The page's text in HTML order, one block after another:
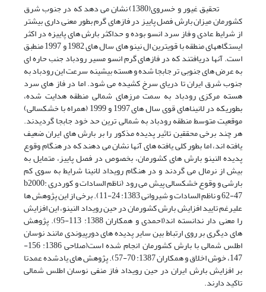
تحقیق غیور و خسروی(1380) نشان می دهد که در جنوب شرق
کشورمان میزان بارش فصل پاییز در فازهای گرم بطور معنی داری بیشتر
از شرایط عادی و فاز سرد انسو بوده و حداکثر بارش های پاییزه در اکثر
ایستگاههای منطقه با قویترین ال نینو های سال های 1982 و 1997 منطبق
است. آنها دریافتند که در فازهای گرم انسو مسیر رودباد جنب حاره ای
به عرض های جنوبی تر جابجا شده و هسته بیشینه سرعت این رودباد به
جنوب شرق ایران تا دریای سرخ کشیده می شود. اما در فاز های سرد
هسته مرکزی رودباد به سمت مرزهای شمالی منطقه هدایت شده،
بطوریکه در لانیناهای قوی سال های 1997 و 1999 (همراه با خشکسالی)
موقعیت متوسط منطقه رودباد به شمالی ترین حد خود جابجا گردیدند.
هر چند برخی محققین تاثیر پدیده مذکور را بر بارش های ایران ضعیف
یافته اند، اما بطور کلی یافته های آنها نشان می دهند که در هنگام وقوع
پدیده النینو بارش های کشورمان، بخصوص در فصل پاییز، متمایل به
بیش از نرمال می گردند و در هنگام رویداد لانینا شرایط به سوی کم
بارشی و وقوع خشکسالی پیش می رود (ناظم السادات و کوردری b2000:
62-47 و ناظم السادات و شیروانی 1383: 24-11). برخی از این پژوهش ها
علیرغم تایید افزایش بارش کشورمان در حین رویداد النینو، این افزایش
را معنی دار ندانسته اند(احمدی و همکاران 1388: 113-95). پژوهش
های دیگری بر روی ارتباط بین سایر پدیده های دورپیوندی مانند نوسان
اطلس شمالی با بارش کشورمان انجام شده است(صلاحی 1386: 156-
147، خوش اخلاق و همکاران 1387: 70-57). پژوهش های یادشده عمدتا
بر افزایش بارش ایران در حین رویداد فاز منفی نوسان اطلس شمالی
تاکید دارند.